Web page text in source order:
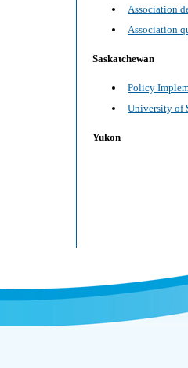
Association
Association
Saskatchewan
Policy
University of
Yukon